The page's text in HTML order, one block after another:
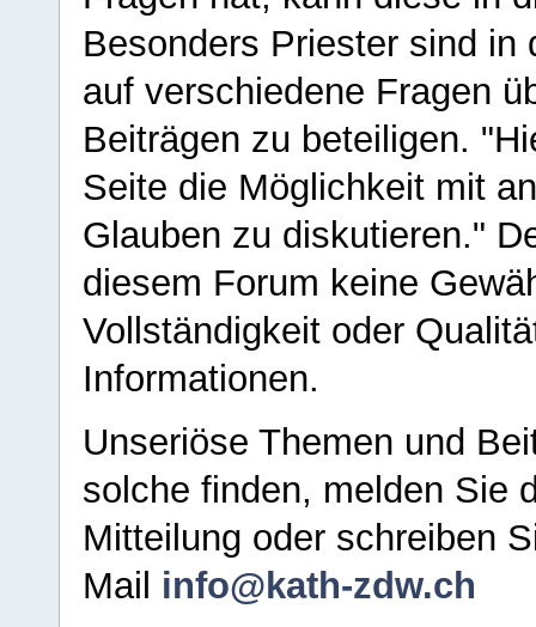
Besonders Priester sind in
auf verschiedene Fragen
Beiträgen zu beteiligen.
Seite die Möglichkeit mit
Glauben zu diskutieren."
diesem Forum keine
Vollständigkeit oder
Informationen.
Unseriöse Themen und
solche finden, melden Sie
Mitteilung oder schreiben
Mail info@kath-zdw.ch